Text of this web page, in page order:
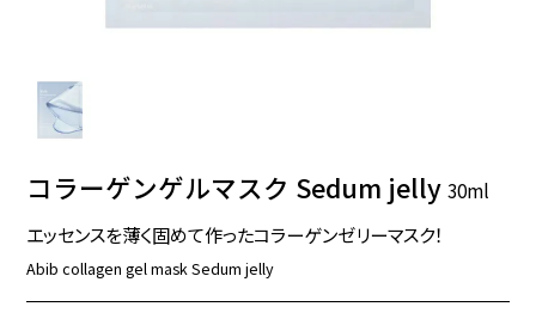
コラーゲンゲルマスク Sedum jelly30ml
エッセンスを薄く固めて作ったコラーゲンゼリーマスク！
Abib collagen gel mask Sedum jelly